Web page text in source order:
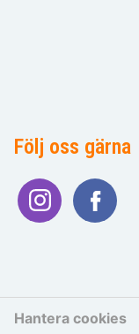
Följ oss gärna
Hantera cookies